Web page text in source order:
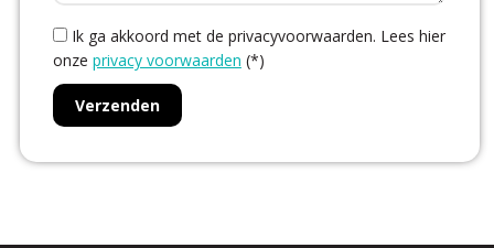
Ik ga akkoord met de privacyvoorwaarden. Lees hier
onze privacy voorwaarden (*)